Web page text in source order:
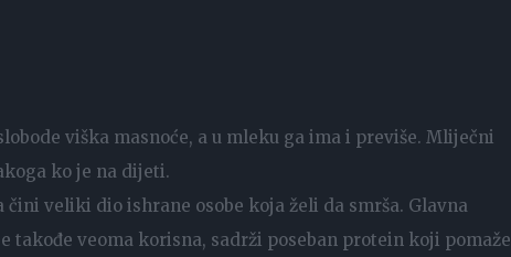
viška masnoće, a u mleku ga ima i previše. Mliječni
ko je na dijeti.
veliki dio ishrane osobe koja želi da smrša. Glavna
takođe veoma korisna, sadrži poseban protein koji pomaže